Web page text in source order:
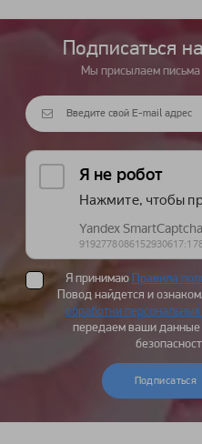
Подписаться
Мы присылаем
Я принимаю Правила
Повод найдется и
обработки
передаем ваши данные
Подписаться